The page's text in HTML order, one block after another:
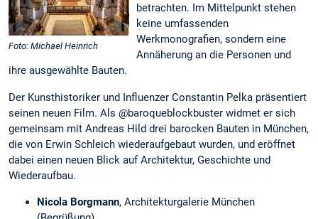
Foto: Michael Heinrich
betrachten. Im Mittelpunkt stehen
keine umfassenden
Werkmonografien, sondern eine
Annäherung an die Personen und
ihre ausgewählte Bauten.
Der Kunsthistoriker und Influenzer Constantin Pelka präsentiert
seinen neuen Film. Als @baroqueblockbuster widmet er sich
gemeinsam mit Andreas Hild drei barocken Bauten in München,
die von Erwin Schleich wiederaufgebaut wurden, und eröffnet
dabei einen neuen Blick auf Architektur, Geschichte und
Wiederaufbau.
Nicola Borgmann, Architekturgalerie München